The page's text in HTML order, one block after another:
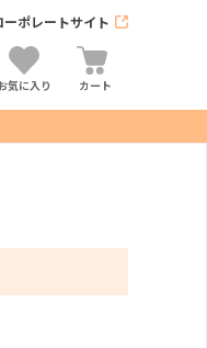
ーポレートサイト
気に入り カート